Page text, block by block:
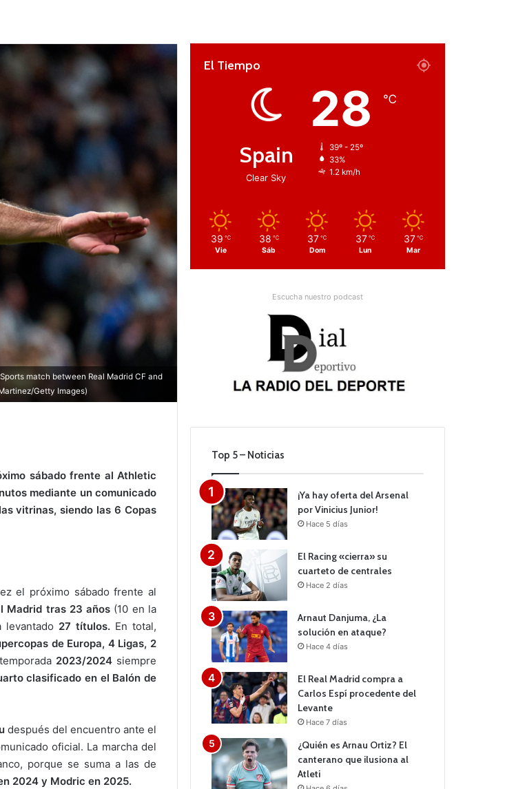
match between Real Madrid CF and
Getty Images)
sábado frente al Athletic
mediante un comunicado
vitrinas, siendo las 6 Copas
el próximo sábado frente al
Madrid tras 23 años (10 en la
27 títulos. En total,
de Europa, 4 Ligas, 2
2023/2024 siempre
clasificado en el Balón de
después del encuentro ante el
oficial. La marcha del
porque se suma a las de
2024 y Modric en 2025.
El Tiempo
Spain
Clear Sky
28 ℃
39º - 25º
33%
1.2 km/h
39 ℃
Vie
38 ℃
Sáb
37 ℃
Dom
37 ℃
Lun
37 ℃
Mar
Escucha nuestro podcast
Top 5 – Noticias
¡Ya hay oferta del Arsenal
por Vinicius Junior!
Hace 5 días
El Racing «cierra» su
cuarteto de centrales
Hace 2 días
Arnaut Danjuma, ¿La
solución en ataque?
Hace 4 días
El Real Madrid compra a
Carlos Espí procedente del
Levante
Hace 7 días
¿Quién es Arnau Ortiz? El
canterano que ilusiona al
Atleti